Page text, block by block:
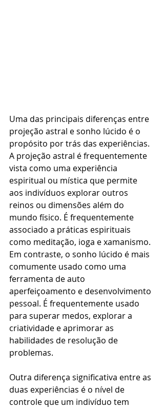
Uma das principais diferenças entre
projeção astral e sonho lúcido é o
propósito por trás das experiências.
A projeção astral é frequentemente
vista como uma experiência
espiritual ou mística que permite
aos indivíduos explorar outros
reinos ou dimensões além do
mundo físico. É frequentemente
associado a práticas espirituais
como meditação, ioga e xamanismo.
Em contraste, o sonho lúcido é mais
comumente usado como uma
ferramenta de auto
aperfeiçoamento e desenvolvimento
pessoal. É frequentemente usado
para superar medos, explorar a
criatividade e aprimorar as
habilidades de resolução de
problemas.
Outra diferença significativa entre as
duas experiências é o nível de
controle que um indivíduo tem